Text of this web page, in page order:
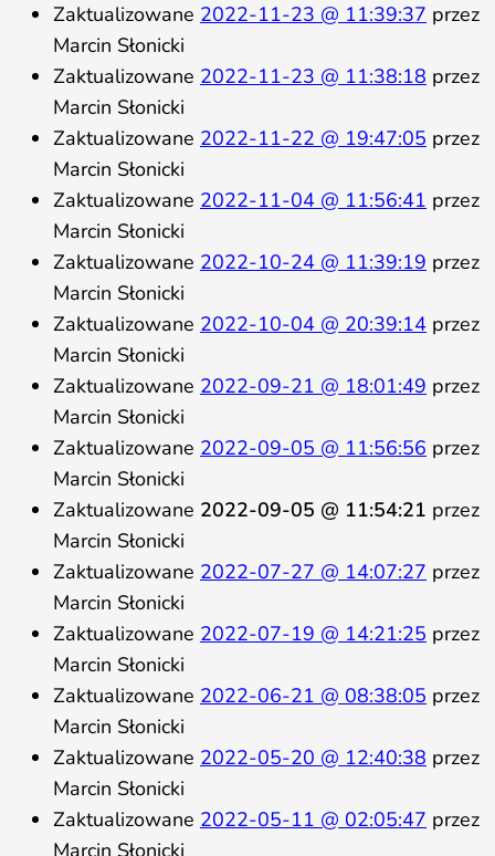
Zaktualizowane 2022-11-23 @ 11:39:37 przez
Marcin Słonicki
Zaktualizowane 2022-11-23 @ 11:38:18 przez
Marcin Słonicki
Zaktualizowane 2022-11-22 @ 19:47:05 przez
Marcin Słonicki
Zaktualizowane 2022-11-04 @ 11:56:41 przez
Marcin Słonicki
Zaktualizowane 2022-10-24 @ 11:39:19 przez
Marcin Słonicki
Zaktualizowane 2022-10-04 @ 20:39:14 przez
Marcin Słonicki
Zaktualizowane 2022-09-21 @ 18:01:49 przez
Marcin Słonicki
Zaktualizowane 2022-09-05 @ 11:56:56 przez
Marcin Słonicki
Zaktualizowane 2022-09-05 @ 11:54:21 przez
Marcin Słonicki
Zaktualizowane 2022-07-27 @ 14:07:27 przez
Marcin Słonicki
Zaktualizowane 2022-07-19 @ 14:21:25 przez
Marcin Słonicki
Zaktualizowane 2022-06-21 @ 08:38:05 przez
Marcin Słonicki
Zaktualizowane 2022-05-20 @ 12:40:38 przez
Marcin Słonicki
Zaktualizowane 2022-05-11 @ 02:05:47 przez